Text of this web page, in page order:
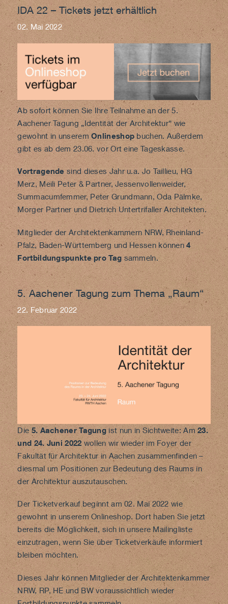
IDA 22 – Tickets jetzt erhältlich
02. Mai 2022
Ab sofort können Sie Ihre Teilnahme an der 5.
Aachener Tagung „Identität der Architektur“ wie
gewohnt in unseremOnlineshop buchen. Außerdem
gibt es ab dem 23.06. vor Ort eine Tageskasse.
Vortragende sind dieses Jahr u.a. Jo Taillieu, HG
Merz, Meili Peter & Partner, Jessenvollenweider,
Summacumfemmer, Peter Grundmann, Oda Pälmke,
Morger Partner und Dietrich Untertrifaller Architekten.
Mitglieder der Architektenkammern NRW, Rheinland-
Pfalz, Baden-Württemberg und Hessen können4
Fortbildungspunkte pro Tagsammeln.
5. Aachener Tagung zum Thema „Raum“
22. Februar 2022
Die5. Aachener Tagungist nun in Sichtweite: Am23.
und 24. Juni 2022 wollen wir wieder im Foyer der
Fakultät für Architektur in Aachen zusammenfinden –
diesmal um Positionen zur Bedeutung des Raums in
der Architektur auszutauschen.
Der Ticketverkauf beginnt am 02. Mai 2022 wie
gewohnt in unseremOnlineshop. Dort haben Sie jetzt
bereits die Möglichkeit, sich in unsere Mailingliste
einzutragen, wenn Sie über Ticketverkäufe informiert
bleiben möchten.
Dieses Jahr können Mitglieder der Architektenkammer
NRW, RP, HE und BW voraussichtlich wieder